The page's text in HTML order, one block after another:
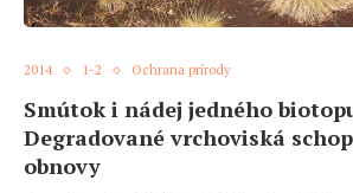
2014 1-2 Ochrana prírody
Smútok i nádej jedného
Degradované vrchoviská
obnovy